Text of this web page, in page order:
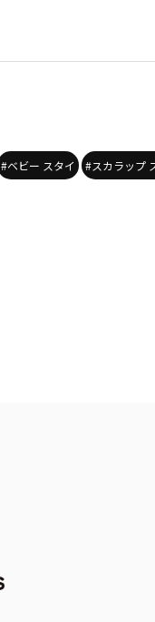
#ベビー スタイ #スカラップ